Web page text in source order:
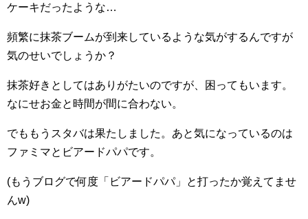
ケーキだったような…
頻繁に抹茶ブームが到来しているような気がするんですが
気のせいでしょうか？
抹茶好きとしてはありがたいのですが、困ってもいます。
なにせお金と時間が間に合わない。
でももうスタバは果たしました。あと気になっているのは
ファミマとビアードパパです。
(もうブログで何度「ビアードパパ」と打ったか覚えてませ
んw)